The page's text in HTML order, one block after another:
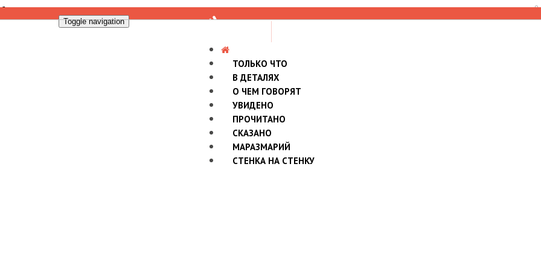
8
Toggle navigation
ТОЛЬКО ЧТО
В ДЕТАЛЯХ
О ЧЕМ ГОВОРЯТ
УВИДЕНО
ПРОЧИТАНО
СКАЗАНО
МАРАЗМАРИЙ
СТЕНКА НА СТЕНКУ